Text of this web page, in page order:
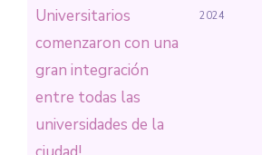
Universitarios
comenzaron con una
gran integración
entre todas las
universidades de la
2024